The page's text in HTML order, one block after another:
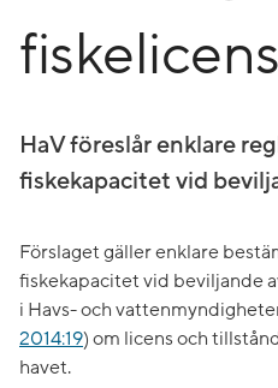
fiskelicens
HaV föreslår enklare
fiskekapacitet vid
Förslaget gäller enklare
fiskekapacitet vid beviljande
i Havs- och
2014:19) om licens och
havet.